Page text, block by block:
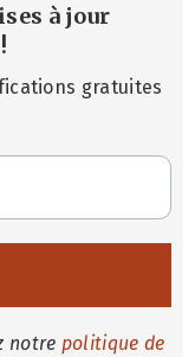
à jour
!
gratuites
notre politique de